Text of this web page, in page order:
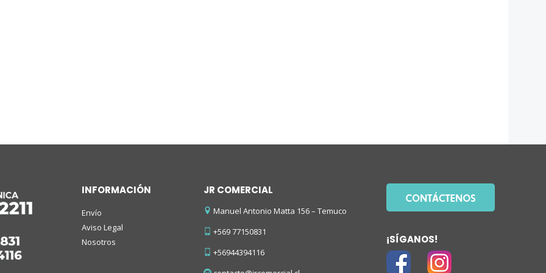
INFORMACIÓN
Envío
Aviso Legal
Nosotros
JR COMERCIAL
Manuel Antonio Matta 156 – Temuco
+569 77150831
+56944394116
¡SÍGANOS!